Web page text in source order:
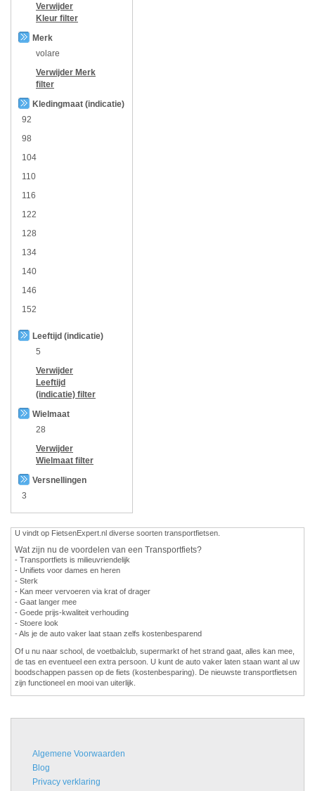
Verwijder
Kleur filter
Merk
volare
Verwijder Merk
filter
Kledingmaat (indicatie)
92
98
104
110
116
122
128
134
140
146
152
Leeftijd (indicatie)
5
Verwijder
Leeftijd
(indicatie) filter
Wielmaat
28
Verwijder
Wielmaat filter
Versnellingen
3
U vindt op FietsenExpert.nl diverse soorten transportfietsen.
Wat zijn nu de voordelen van een Transportfiets?
- Transportfiets is milieuvriendelijk
- Unifiets voor dames en heren
- Sterk
- Kan meer vervoeren via krat of drager
- Gaat langer mee
- Goede prijs-kwaliteit verhouding
- Stoere look
- Als je de auto vaker laat staan zelfs kostenbesparend
Of u nu naar school, de voetbalclub, supermarkt of het strand gaat, alles kan mee,
de tas en eventueel een extra persoon. U kunt de auto vaker laten staan want al uw
boodschappen passen op de fiets (kostenbesparing). De nieuwste transportfietsen
zijn functioneel en mooi van uiterlijk.
Algemene Voorwaarden
Blog
Privacy verklaring